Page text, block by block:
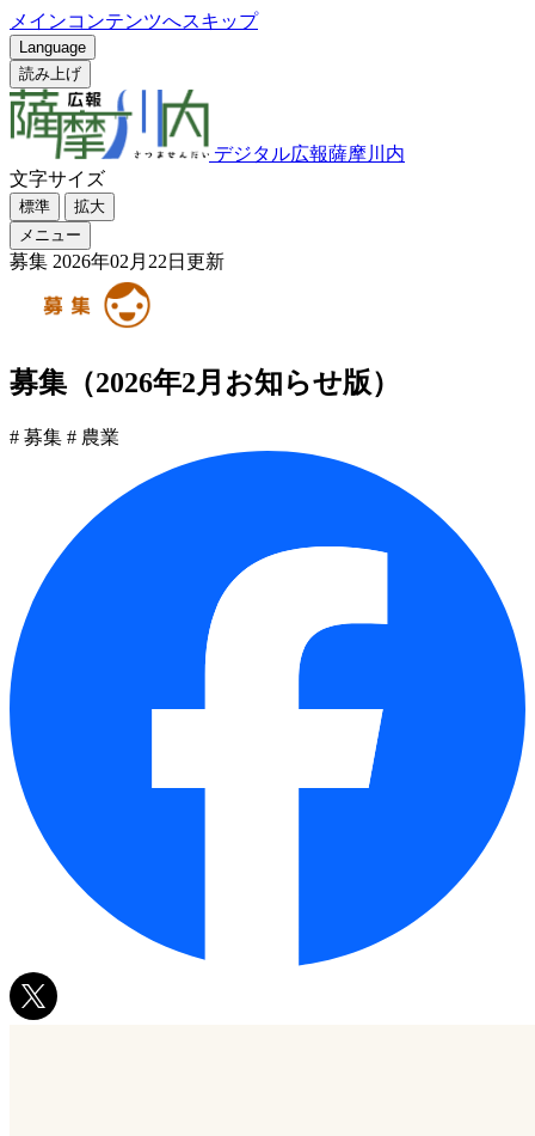
メインコンテンツへスキップ
Language
読み上げ
デジタル広報薩摩川内
文字サイズ
標準
拡大
メニュー
募集 2026年02月22日更新
募集（2026年2月お知らせ版）
# 募集 # 農業